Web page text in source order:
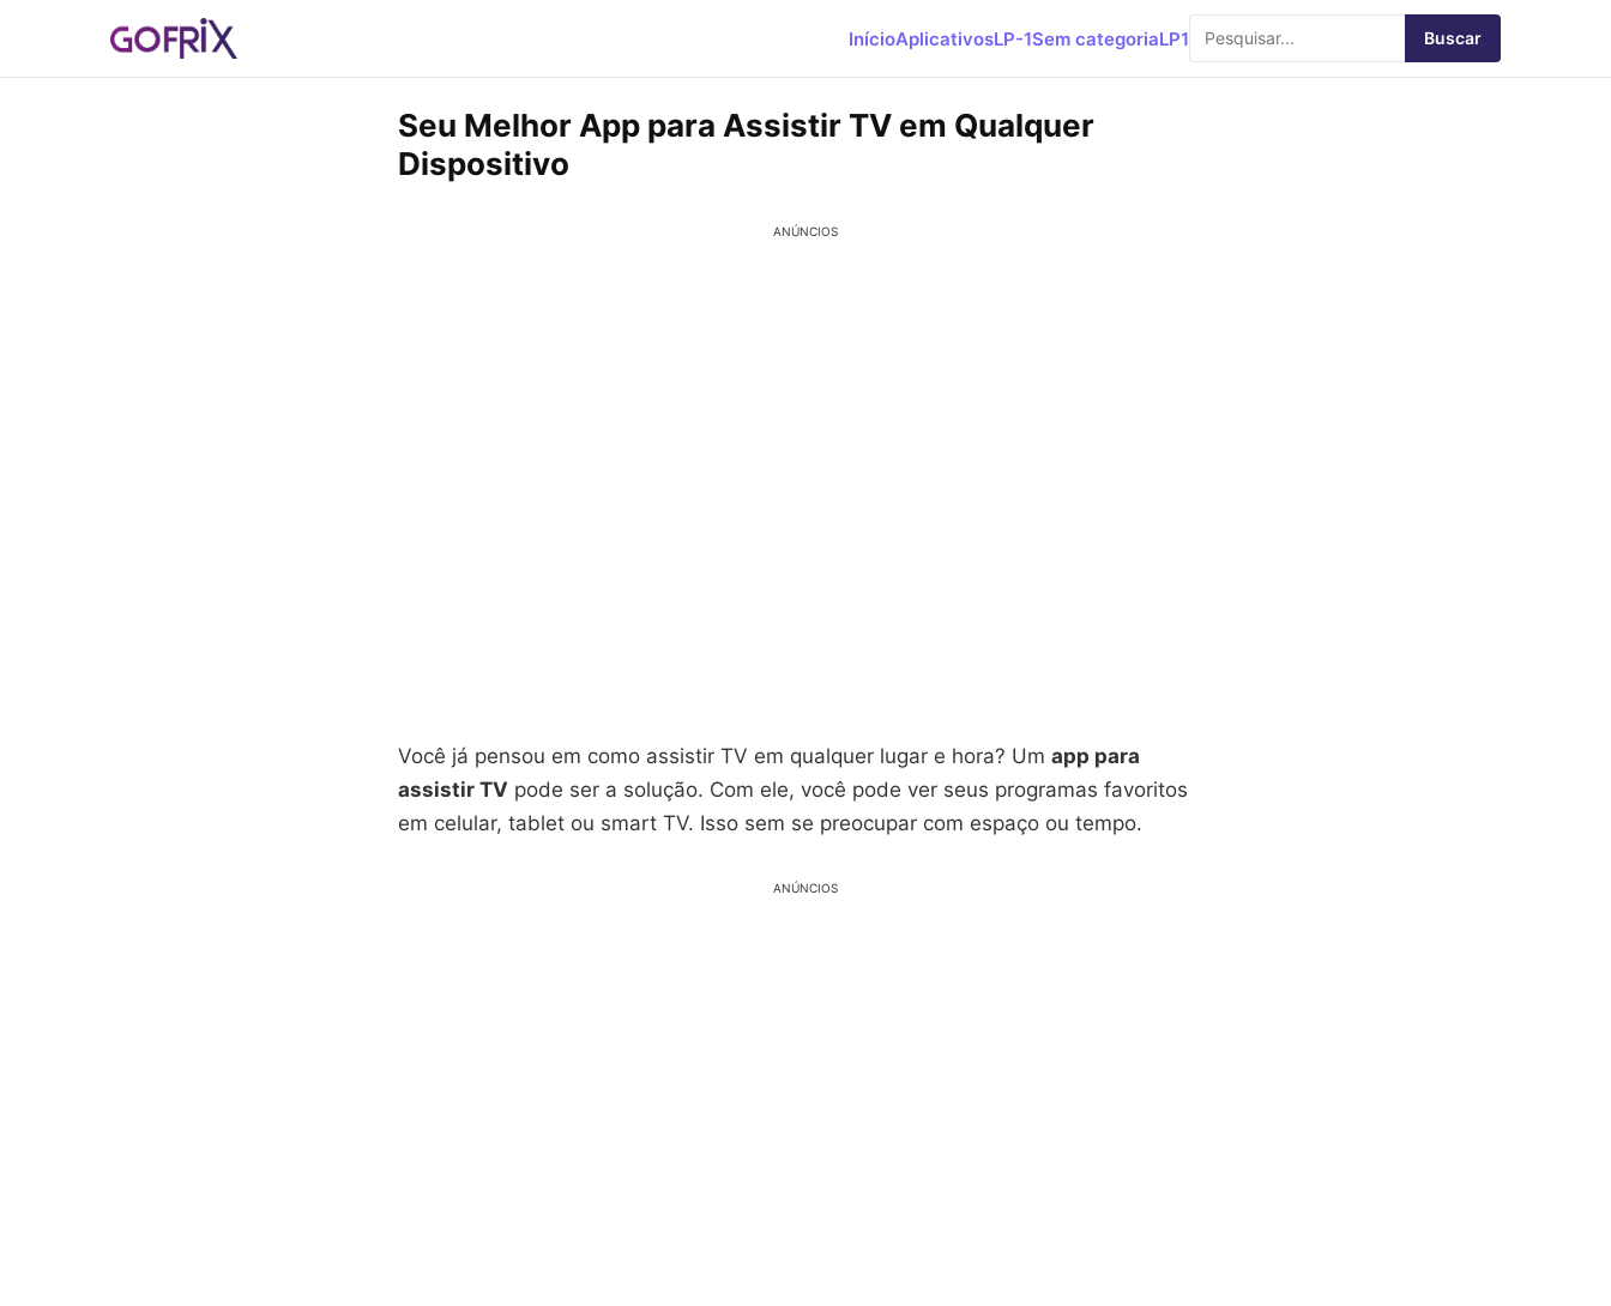
InícioAplicativosLP-1Sem categoriaLP1 Buscar
Seu Melhor App para Assistir TV em Qualquer
Dispositivo
ANÚNCIOS
Você já pensou em como assistir TV em qualquer lugar e hora? Um app para
assistir TV pode ser a solução. Com ele, você pode ver seus programas favoritos
em celular, tablet ou smart TV. Isso sem se preocupar com espaço ou tempo.
ANÚNCIOS